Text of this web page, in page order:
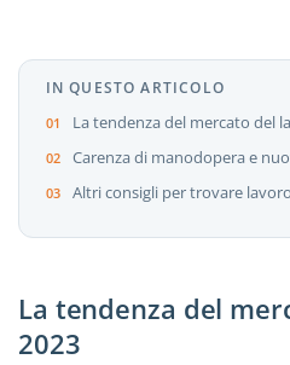
IN QUESTO ARTICOLO
La tendenza del mercato del
Carenza di manodopera e
Altri consigli per trovare
La tendenza del
2023